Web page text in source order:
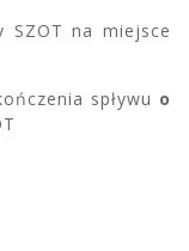
na miejsce
spływu o